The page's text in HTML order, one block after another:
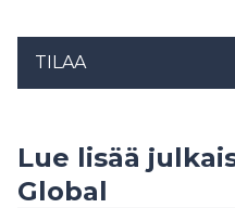
TILAA
Lue lisää
Global